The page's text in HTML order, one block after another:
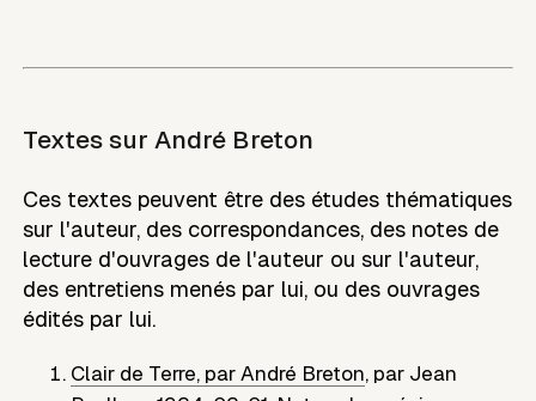
Textes sur André Breton
Ces textes peuvent être des études thématiques
sur l'auteur, des correspondances, des notes de
lecture d'ouvrages de l'auteur ou sur l'auteur,
des entretiens menés par lui, ou des ouvrages
édités par lui.
Clair de Terre, par André Breton, par Jean